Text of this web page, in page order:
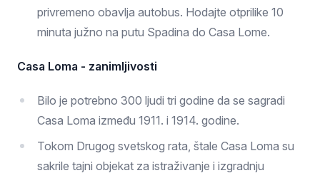
privremeno obavlja autobus. Hodajte otprilike 10
minuta južno na putu Spadina do Casa Lome.
Casa Loma - zanimljivosti
Bilo je potrebno 300 ljudi tri godine da se sagradi
Casa Loma između 1911. i 1914. godine.
Tokom Drugog svetskog rata, štale Casa Loma su
sakrile tajni objekat za istraživanje i izgradnju